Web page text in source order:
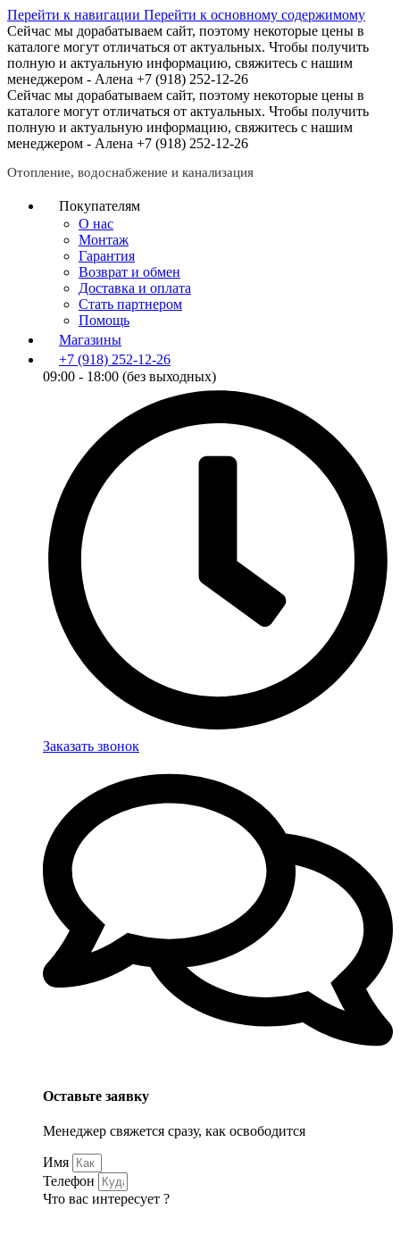
Перейти к навигации Перейти к основному содержимому
Сейчас мы дорабатываем сайт, поэтому некоторые цены в
каталоге могут отличаться от актуальных. Чтобы получить
полную и актуальную информацию, свяжитесь с нашим
менеджером - Алена +7 (918) 252-12-26
Сейчас мы дорабатываем сайт, поэтому некоторые цены в
каталоге могут отличаться от актуальных. Чтобы получить
полную и актуальную информацию, свяжитесь с нашим
менеджером - Алена +7 (918) 252-12-26
Отопление, водоснабжение и канализация
Покупателям
О нас
Монтаж
Гарантия
Возврат и обмен
Доставка и оплата
Стать партнером
Помощь
Магазины
+7 (918) 252-12-26
09:00 - 18:00 (без выходных)
Заказать звонок
Оставьте заявку
Менеджер свяжется сразу, как освободится
Имя
Телефон
Что вас интересует ?